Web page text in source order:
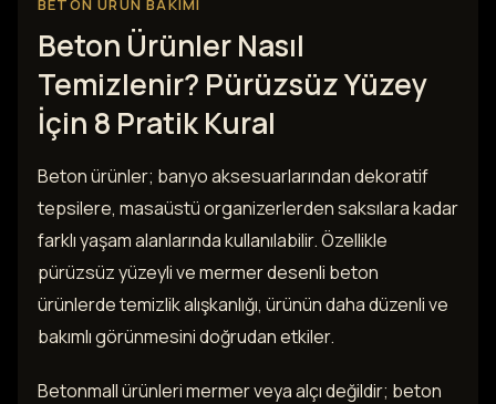
BETON ÜRÜN BAKIMI
Beton Ürünler Nasıl
Temizlenir? Pürüzsüz Yüzey
İçin 8 Pratik Kural
Beton ürünler; banyo aksesuarlarından dekoratif
tepsilere, masaüstü organizerlerden saksılara kadar
farklı yaşam alanlarında kullanılabilir. Özellikle
pürüzsüz yüzeyli ve mermer desenli beton
ürünlerde temizlik alışkanlığı, ürünün daha düzenli ve
bakımlı görünmesini doğrudan etkiler.
Betonmall ürünleri mermer veya alçı değildir; beton